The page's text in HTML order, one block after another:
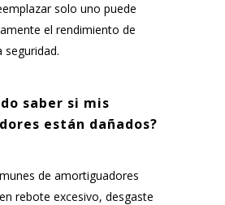
solo uno puede
el rendimiento de
seguridad.
saber si mis
están dañados?
de amortiguadores
rebote excesivo, desgaste